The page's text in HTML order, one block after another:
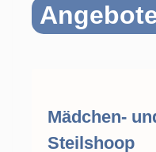
Mädchen-
Steilshoop